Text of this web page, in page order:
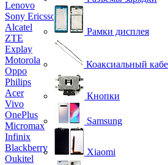
Lenovo
Sony Ericsson
Alcatel
ZTE
Explay
Motorola
Oppo
Philips
Acer
Vivo
OnePlus
Micromax
Infinix
Blackberry
Oukitel
Рамки дисплея
Коаксиальный
Кнопки
Samsung
Xiaomi